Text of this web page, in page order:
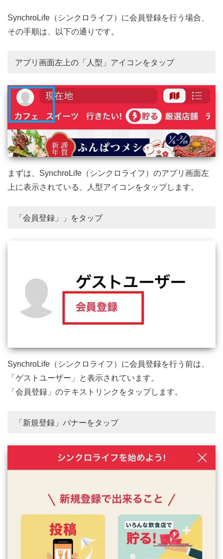
SynchroLife（シンクロライフ）に会員登録を行う場合、
その手順は、以下の通りです。
アプリ画面左上の「人型」アイコンをタップ
まずは、SynchroLife（シンクロライフ）のアプリ画面左
上に表示されている、人型アイコンをタップします。
「会員登録」」をタップ
SynchroLife（シンクロライフ）に会員登録を行う前は、
「ゲストユーザー」と表示されています。
「会員登録」のテキストリンクをタップします。
「新規登録」バナーをタップ